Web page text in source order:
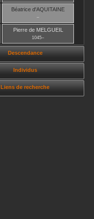
Béatrice d'AQUITAINE
–
Pierrede MELGUEIL
1045–
Descendance
Individus
Liens de recherche